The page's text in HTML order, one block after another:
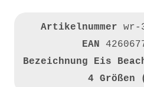
Artikelnummer wr-
EAN
Bezeichnung Eis
4 Größen